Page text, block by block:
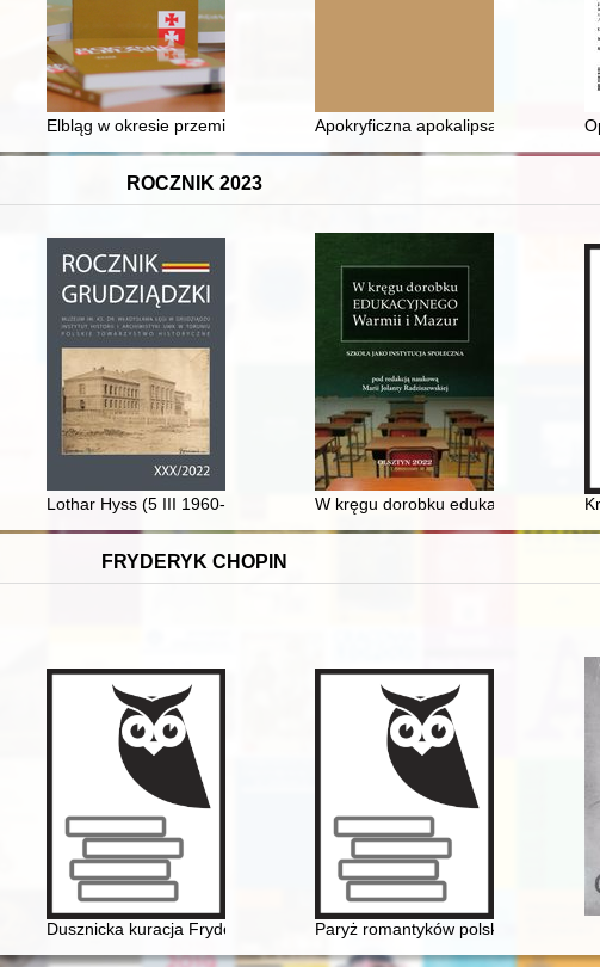
Wrocławskiego Polskiego Związku Filatelistów
podczas wojny z bolszewikami 1919-1921
Elbląg w okresie przemian cywilizacyjnych i społecznych XIX-XX w.
Apokryficzna apokalipsa
ROCZNIK 2023
w rozwoju przestrzennym miasta średniowiecznego i nowożytnego na
Lothar Hyss (5 III 1960-19 III 2022) : niemiecki historyk sztuki = Lothar
W kręgu dorobku edukacyjnego
FRYDERYK CHOPIN
Dusznicka kuracja Fryderyka Chopina w świetle zachowanych źródeł
Paryż romantyków polskich: